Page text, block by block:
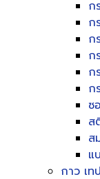
ก
ก
ก
ก
ก
ก
ซ
ส
ส
แ
กาว เ